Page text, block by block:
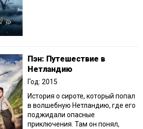
Пэн: Путешествие в
Нетландию
Год: 2015
История о сироте, который попал
в волшебную Нетландию, где его
поджидали опасные
приключения. Там он понял,